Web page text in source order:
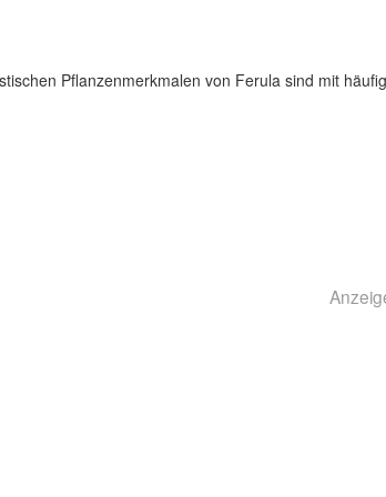
Pflanzenmerkmalen von Ferula sind mit häufig